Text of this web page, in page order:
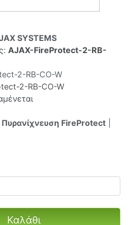
SYSTEMS
AJAX-FireProtect-2-RB-
2-RB-CO-W
2-RB-CO-W
FireProtect
Καλάθι